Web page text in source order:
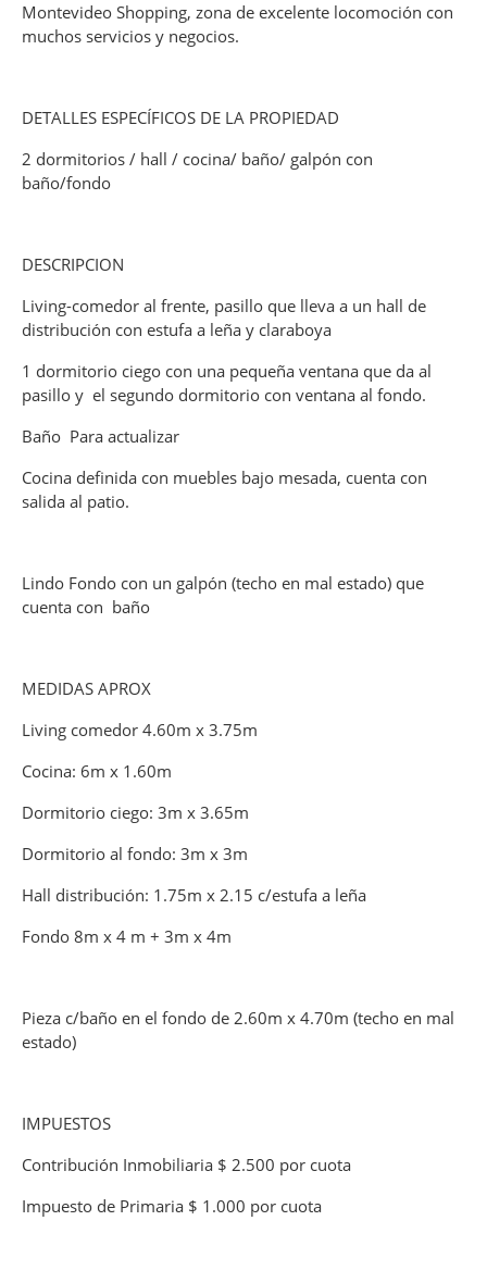
Montevideo Shopping, zona de excelente locomoción con
muchos servicios y negocios.
DETALLES ESPECÍFICOS DE LA PROPIEDAD
2 dormitorios / hall / cocina/ baño/ galpón con
baño/fondo
DESCRIPCION
Living-comedor al frente, pasillo que lleva a un hall de
distribución con estufa a leña y claraboya
1 dormitorio ciego con una pequeña ventana que da al
pasillo y el segundo dormitorio con ventana al fondo.
Baño Para actualizar
Cocina definida con muebles bajo mesada, cuenta con
salida al patio.
Lindo Fondo con un galpón (techo en mal estado) que
cuenta con baño
MEDIDAS APROX
Living comedor 4.60m x 3.75m
Cocina: 6m x 1.60m
Dormitorio ciego: 3m x 3.65m
Dormitorio al fondo: 3m x 3m
Hall distribución: 1.75m x 2.15 c/estufa a leña
Fondo 8m x 4 m + 3m x 4m
Pieza c/baño en el fondo de 2.60m x 4.70m (techo en mal
estado)
IMPUESTOS
Contribución Inmobiliaria $ 2.500 por cuota
Impuesto de Primaria $ 1.000 por cuota